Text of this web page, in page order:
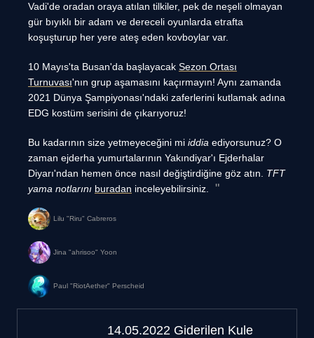
Vadi'de oradan oraya atılan tilkiler, pek de neşeli olmayan
gür bıyıklı bir adam ve dereceli oyunlarda etrafta
koşuşturup her yere ateş eden kovboylar var.
10 Mayıs'ta Busan'da başlayacak Sezon Ortası
Turnuvası'nın grup aşamasını kaçırmayın! Aynı zamanda
2021 Dünya Şampiyonası'ndaki zaferlerini kutlamak adına
EDG kostüm serisini de çıkarıyoruz!
Bu kadarının size yetmeyeceğini mi iddia ediyorsunuz? O
zaman ejderha yumurtalarının Yakındiyar'ı Ejderhalar
Diyarı'ndan hemen önce nasıl değiştirdiğine göz atın. TFT
yama notlarını buradan inceleyebilirsiniz.
Lilu "Riru" Cabreros
Jina "ahrisoo" Yoon
Paul "RiotAether" Perscheid
14.05.2022 Giderilen Kule